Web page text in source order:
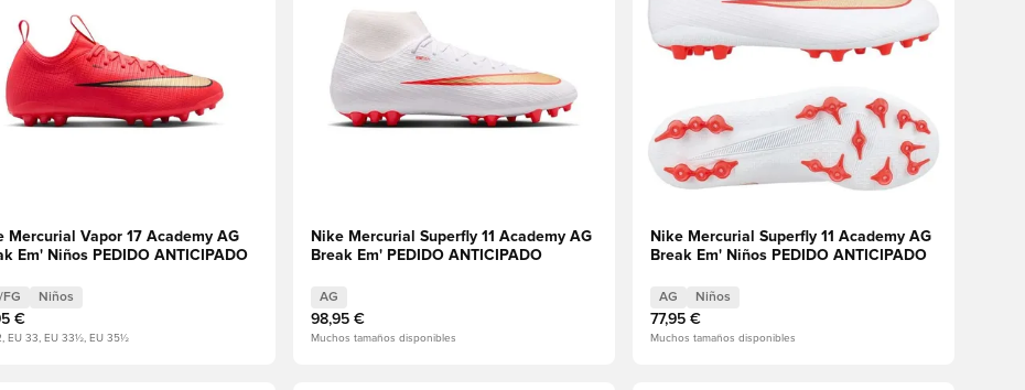
Mercurial Vapor 17 Academy AG
Em' Niños PEDIDO ANTICIPADO
FG Niños
€
EU 33, EU 33½, EU 35½
Nike Mercurial Superfly 11 Academy AG
Break Em' PEDIDO ANTICIPADO
AG
98,95 €
Muchos tamaños disponibles
Nike Mercurial Superfly 11 Academy AG
Break Em' Niños PEDIDO ANTICIPADO
AG Niños
77,95 €
Muchos tamaños disponibles